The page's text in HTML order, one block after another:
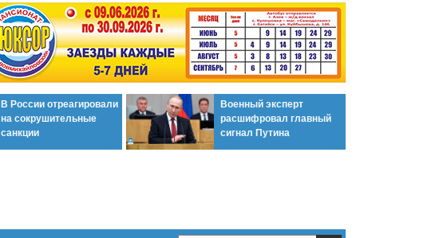
В России отреагировали
на сокрушительные
санкции
Военный эксперт
расшифровал главный
сигнал Путина